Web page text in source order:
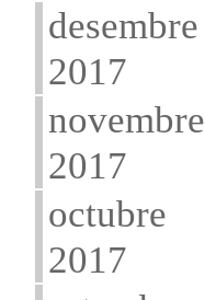
desembre
2017
novembre
2017
octubre
2017